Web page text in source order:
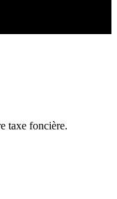
taxe foncière.